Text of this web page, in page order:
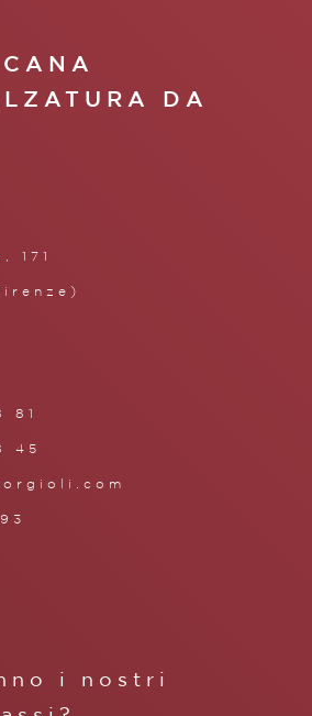
DA
171
81
45
i nostri